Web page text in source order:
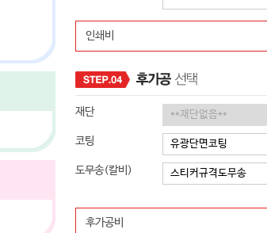
인쇄비
재단
코팅
도무송(칼비)
후가공비